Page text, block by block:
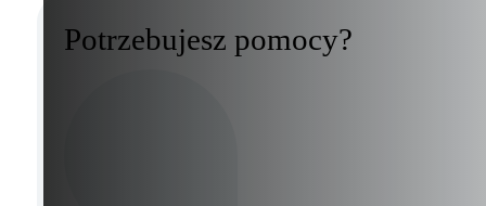
Potrzebujesz pomocy?